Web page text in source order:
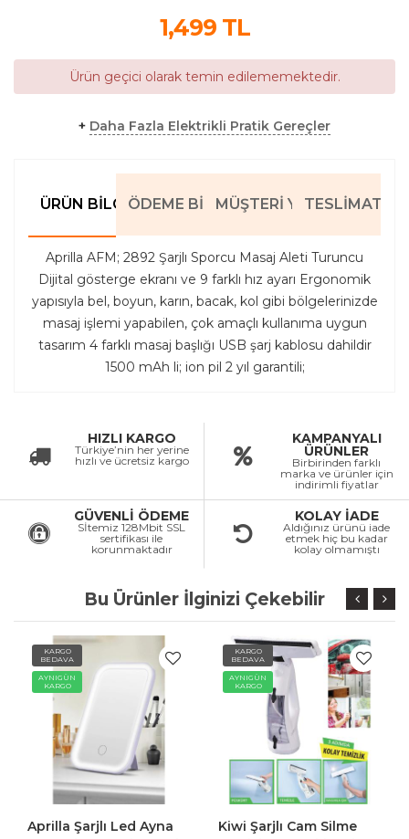
1,499TL
Ürün geçici olarak temin edilememektedir.
+ Daha Fazla Elektrikli Pratik Gereçler
ÜRÜN BILGILERIÖDEME BILGILERIMÜŞTERI YORUMLARI
TESLIMAT
Aprilla AFM; 2892 Şarjlı Sporcu Masaj Aleti Turuncu
Dijital gösterge ekranı ve 9 farklı hız ayarı Ergonomik
yapısıyla bel, boyun, karın, bacak, kol gibi bölgelerinizde
masaj işlemi yapabilen, çok amaçlı kullanıma uygun
tasarım 4 farklı masaj başlığı USB şarj kablosu dahildir
1500 mAh li; ion pil 2 yıl garantili;
HIZLI KARGO
Türkiye’nin her yerine
hızlı ve ücretsiz kargo
KAMPANYALI
ÜRÜNLER
Birbirinden farklı
marka ve ürünler için
indirimli fiyatlar
GÜVENLİ ÖDEME
Sİtemiz 128Mbit SSL
sertifikası ile
korunmaktadır
KOLAY İADE
Aldığınız ürünü iade
etmek hiç bu kadar
kolay olmamıştı
Bu Ürünler İlginizi Çekebilir
BEDAVA
AYNIGÜN
Şarjlı Led Ayna
BEDAVA
AYNIGÜN
Kiwi Şarjlı Cam Silme